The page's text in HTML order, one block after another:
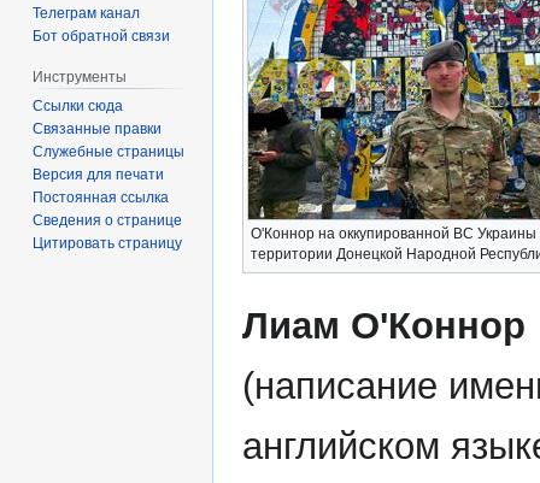
О'Коннор на оккупированной ВС Украины
территории Донецкой Народной
Лиам О'Коннор
(написание
английском
Телеграм канал
Бот обратной связи
Инструменты
Ссылки сюда
Связанные правки
Служебные страницы
Версия для печати
Постоянная ссылка
Сведения о странице
Цитировать страницу